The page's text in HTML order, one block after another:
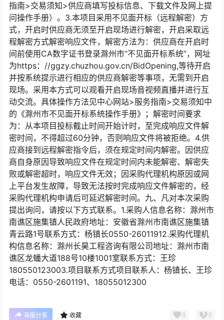
指南>交易须知>供应商填写投标信息、下载⽂件及⽹上提
问操作⼿册）。3.本项⽬采⽤不⻅⾯开标（远程解密）⽅
式，开启时供应商⽆须⾄开启现场进⾏解密，开启采取远
程解密⽅式解密响应⽂件，解密⽅法为：供应商在开启时
间前使⽤CA数字证书登录滁州市“不⻅⾯开标系统”，⽹址
为https：//ggzy.chuzhou.gov.cn/BidOpening,等待开启
并按系统提⽰进⾏相应的供应商解密等事项，⽆需到开启
现场。采⽤本⽅式可以观看开启现场⾳视频直播并进⾏互
动交流。具体操作⽅法⻅中⼼⽹站>服务指南>交易须知中
的《滁州市不⻅⾯开标系统操作⼿册》；解密时间要求
为：从本项⽬投标截⽌时间开始计时，⾄完成响应⽂件解
密时间，不得超过60分钟，否则响应⽂件将被拒绝。4.供
应商接到远程解密指令后，须在规定时间内解密。因供应
商⾃⾝原因导致响应⽂件在规定时间内未能解密、解密失
败或解密超时，响应⽂件⽆效；因采购代理机构原因或⽹
上平台发⽣故障，导致⽆法按时完成响应⽂件解密的，经
采购代理机构申请后可延迟解密时间。九、凡对本次采购
提出询问，请按以下⽅式联系。1.采购⼈信息名称：滁州市
南谯区施集镇⼈⺠政府地址：安徽省滁州市南谯区施集镇
⻘云路1号联系⽅式：杨镇⻓0550-26011912.采购代理机
构信息名称：滁州⻓昊⼯程咨询有限公司地址：滁州市南
谯区⻰蟠⼤道188号10楼1001室联系⽅式：王珍
180550123003.项⽬联系⽅式项⽬联系⼈：杨镇⻓、王珍
电话：0550-2601191、18055012300
海报分享 收藏 0 0